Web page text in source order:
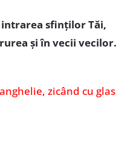
intrarea sfinţilor Tăi,
şi în vecii vecilor.
zicând cu glas